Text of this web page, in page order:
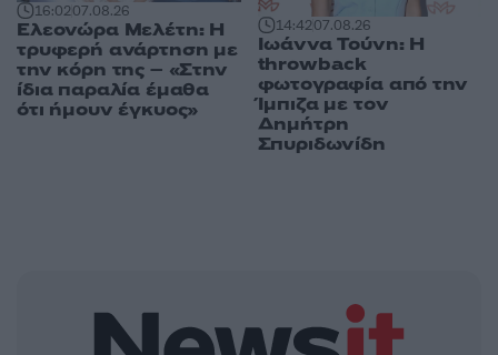
16:0207.08.26
Ελεονώρα Μελέτη: Η
τρυφερή ανάρτηση με
την κόρη της – «Στην
ίδια παραλία έμαθα
ότι ήμουν έγκυος»
14:4207.08.26
Ιωάννα Τούνη: Η
throwback
φωτογραφία από την
Ίμπιζα με τον
Δημήτρη
Σπυριδωνίδη